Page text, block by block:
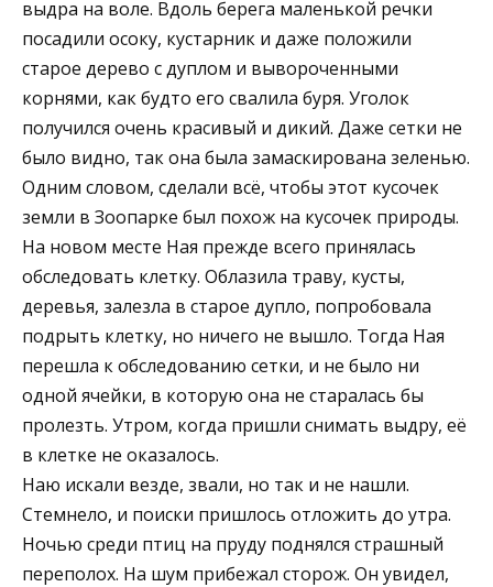
выдра на воле. Вдоль берега маленькой речки
посадили осоку, кустарник и даже положили
старое дерево с дуплом и вывороченными
корнями, как будто его свалила буря. Уголок
получился очень красивый и дикий. Даже сетки не
было видно, так она была замаскирована зеленью.
Одним словом, сделали всё, чтобы этот кусочек
земли в Зоопарке был похож на кусочек природы.
На новом месте Ная прежде всего принялась
обследовать клетку. Облазила траву, кусты,
деревья, залезла в старое дупло, попробовала
подрыть клетку, но ничего не вышло. Тогда Ная
перешла к обследованию сетки, и не было ни
одной ячейки, в которую она не старалась бы
пролезть. Утром, когда пришли снимать выдру, её
в клетке не оказалось.
Наю искали везде, звали, но так и не нашли.
Стемнело, и поиски пришлось отложить до утра.
Ночью среди птиц на пруду поднялся страшный
переполох. На шум прибежал сторож. Он увидел,